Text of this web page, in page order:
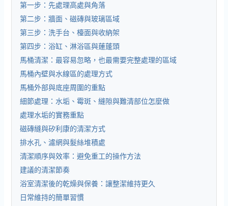
第一步：先處理高處與角落
第二步：牆面、磁磚與玻璃區域
第三步：洗手台、檯面與收納架
第四步：浴缸、淋浴區與蓮蓬頭
馬桶清潔：最容易忽略，也最需要完整處理的區域
馬桶內壁與水線區的處理方式
馬桶外部與底座周圍的重點
細節處理：水垢、霉斑、縫隙與難清部位怎麼做
處理水垢的實務重點
磁磚縫與矽利康的清潔方式
排水孔、濾網與髮絲堆積處
清潔順序與效率：避免重工的操作方法
建議的清潔節奏
浴室清潔後的乾燥與保養：讓整潔維持更久
日常維持的簡單習慣